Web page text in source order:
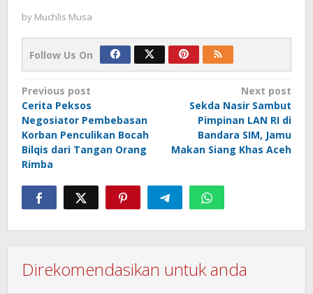
by Muchlis Musa
Follow Us On
Post
navigation
Previous post
Cerita Peksos
Negosiator Pembebasan
Korban Penculikan Bocah
Bilqis dari Tangan Orang
Rimba
Next post
Sekda Nasir Sambut
Pimpinan LAN RI di
Bandara SIM, Jamu
Makan Siang Khas Aceh
Direkomendasikan untuk anda